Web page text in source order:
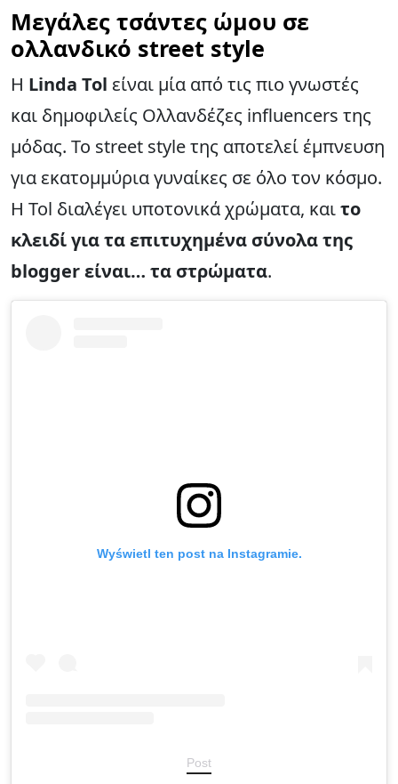
Μεγάλες τσάντες ώμου σε
ολλανδικό street style
Η Linda Tol είναι μία από τις πιο γνωστές
και δημοφιλείς Ολλανδέζες influencers της
μόδας. Το street style της αποτελεί έμπνευση
για εκατομμύρια γυναίκες σε όλο τον κόσμο.
Η Tol διαλέγει υποτονικά χρώματα, καιτο
κλειδί για τα επιτυχημένα σύνολα της
blogger είναι… τα στρώματα.
Wyświetl ten post na Instagramie.
Post